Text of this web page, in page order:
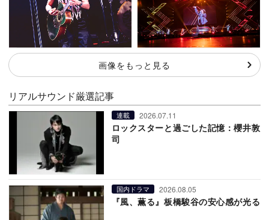
画像をもっと見る
リアルサウンド厳選記事
連載 2026.07.11
ロックスターと過ごした記憶：櫻井敦
司
国内ドラマ 2026.08.05
『風、薫る』板橋駿谷の安心感が光る